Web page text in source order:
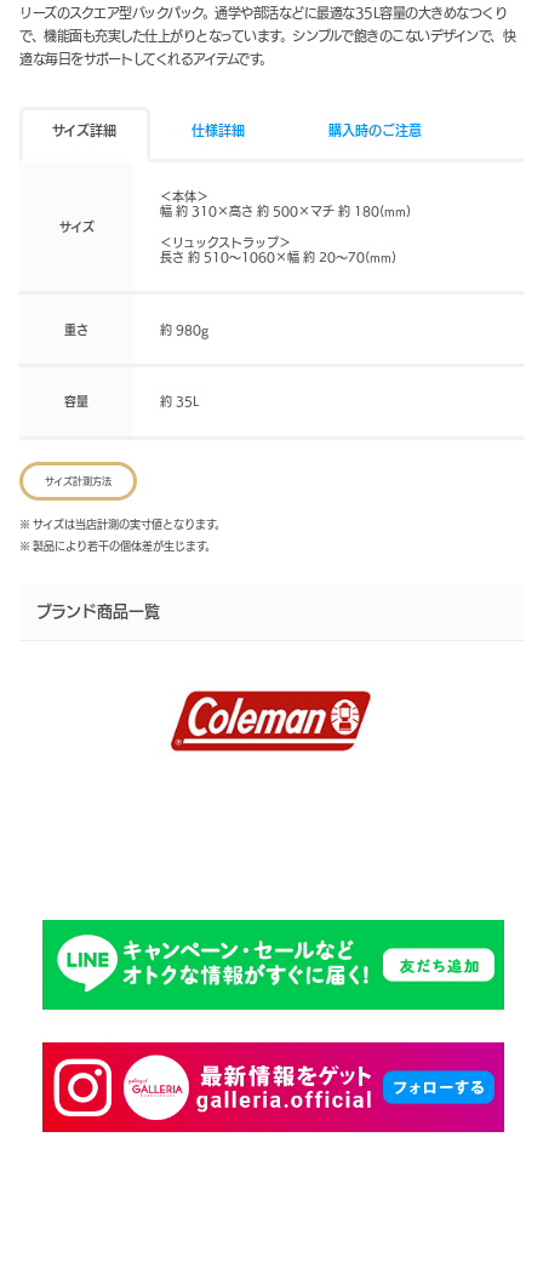
リーズのスクエア型バックパック。通学や部活などに最適な35L容量の大きめなつくり
で、機能面も充実した仕上がりとなっています。シンプルで飽きのこないデザインで、快
適な毎日をサポートしてくれるアイテムです。
サイズ詳細 仕様詳細 購入時のご注意
サイズ
＜本体＞
幅 約 310×高さ 約 500×マチ 約 180(mm)
＜リュックストラップ＞
長さ 約 510～1060×幅 約 20～70(mm)
重さ 約 980g
容量 約 35L
サイズ計測方法
※ サイズは当店計測の実寸値となります。
※ 製品により若干の個体差が生じます。
ブランド商品一覧